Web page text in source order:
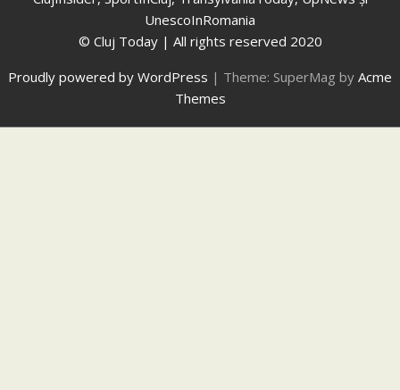
UnescoInRomania
© Cluj Today | All rights reserved 2020
Proudly powered by WordPress | Theme: SuperMag by Acme
Themes